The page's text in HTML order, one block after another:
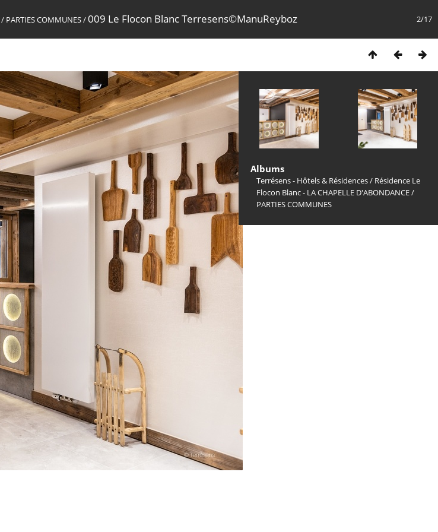
2/17
/ PARTIES COMMUNES/009 Le Flocon Blanc Terresens©ManuReyboz
Albums
Terrésens - Hôtels & Résidences/ Résidence Le
Flocon Blanc - LA CHAPELLE D'ABONDANCE/
PARTIES COMMUNES